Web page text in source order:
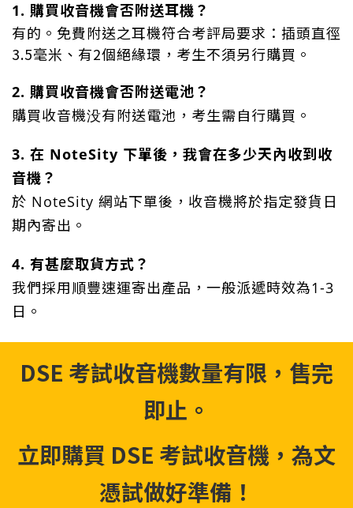
1. 購買收音機會否附送耳機？
有的。免費附送之耳機符合考評局要求：插頭直徑
3.5毫米、有2個絕緣環，考生不須另行購買。
2. 購買收音機會否附送電池？
購買收音機没有附送電池，考生需自行購買。
3. 在 NoteSity 下單後，我會在多少天內收到收
音機？
於 NoteSity 網站下單後，收音機將於指定發貨日
期內寄出。
4. 有甚麼取貨方式？
我們採用順豐速運寄出產品，一般派遞時效為1-3
日。
DSE 考試收音機數量有限，售完
即止。
立即購買 DSE 考試收音機，為文
憑試做好準備！